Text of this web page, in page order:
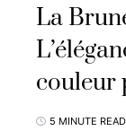
La
couleur
5 MINUTE READ